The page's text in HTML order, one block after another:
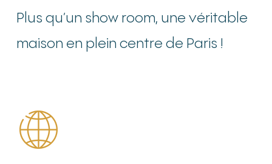
Plus qu’un show room, une véritable
maison en plein centre de Paris !